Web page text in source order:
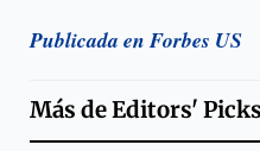
Publicada en Forbes US
Más deEditors' Picks